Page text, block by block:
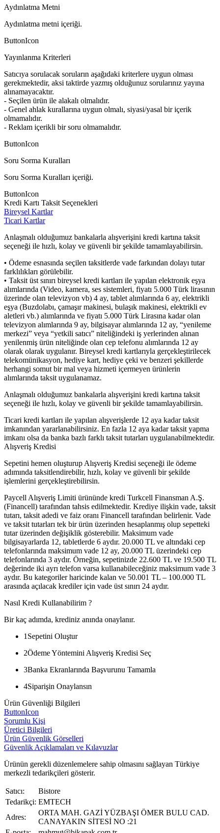
Aydınlatma Metni
Aydınlatma metni içeriği.
ButtonIcon
Yayınlanma Kriterleri
Satıcıya sorulacak soruların aşağıdaki kriterlere uygun olması
gerekmektedir, aksi taktirde yazmış olduğunuz sorularınız yayına
alınamayacaktır.
- Seçilen ürün ile alakalı olmalıdır.
- Genel ahlak kurallarına uygun olmalı, siyasi/yasal bir içerik
olmamalıdır.
- Reklam içerikli bir soru olmamalıdır.
ButtonIcon
Soru Sorma Kuralları
Soru Sorma Kuralları içeriği.
ButtonIcon
Kredi Kartı Taksit Seçenekleri
Bireysel Kartlar
Ticari Kartlar
Anlaşmalı olduğumuz bankalarla alışverişini kredi kartına taksit
seçeneği ile hızlı, kolay ve güvenli bir şekilde tamamlayabilirsin.
• Ödeme esnasında seçilen taksitlerde vade farkından dolayı tutar
farklılıkları görülebilir.
• Taksit üst sınırı bireysel kredi kartları ile yapılan elektronik eşya
alımlarında (Video, kamera, ses sistemleri, fiyatı 5.000 Türk lirasının
üzerinde olan televizyon vb) 4 ay, tablet alımlarında 6 ay, elektrikli
eşya (Buzdolabı, çamaşır makinesi, bulaşık makinesi, elektrikli ev
aletleri vb.) alımlarında ve fiyatı 5.000 Türk Lirasına kadar olan
televizyon alımlarında 9 ay, bilgisayar alımlarında 12 ay, “yenileme
merkezi” veya “yetkili satıcı” niteliğindeki iş yerlerinden alınan
yenilenmiş ürün niteliğinde olan cep telefonu alımlarında 12 ay
olarak olarak uygulanır. Bireysel kredi kartlarıyla gerçekleştirilecek
telekomünikasyon, hediye kart, hediye çeki ve benzeri şekillerde
herhangi somut bir mal veya hizmeti içermeyen ürünlerin
alımlarında taksit uygulanamaz.
Anlaşmalı olduğumuz bankalarla alışverişini kredi kartına taksit
seçeneği ile hızlı, kolay ve güvenli bir şekilde tamamlayabilirsin.
Ticari kredi kartları ile yapılan alışverişlerde 12 aya kadar taksit
imkanından yararlanabilirsiniz. En fazla 12 aya kadar taksit yapma
imkanı olsa da banka bazlı farklı taksit tutarları uygulanabilmektedir.
Alışveriş Kredisi
Sepetini hemen oluşturup Alışveriş Kredisi seçeneği ile ödeme
adımında taksitlendirebilir, hızlı, kolay ve güvenli bir şekilde
işlemlerini gerçekleştirebilirsin.
Paycell Alışveriş Limiti ürününde kredi Turkcell Finansman A.Ş.
(Financell) tarafından tahsis edilmektedir. Krediye ilişkin vade, taksit
tutarı, taksit adedi ve faiz oranı Financell tarafından belirlenir. Vade
ve taksit tutarları tek bir ürün üzerinden hesaplanmış olup sepetteki
tutar üzerinden değişiklik gösterebilir. Maksimum vade
bilgisayarlarda 12, tabletlerde 6 aydır. 20.000 TL ve altındaki cep
telefonlarında maksimum vade 12 ay, 20.000 TL üzerindeki cep
telefonlarında 3 aydır. Örneğin, sepetinizde 22.600 TL ve 19.500 TL
değerinde iki ayrı telefon varsa kullanabileceğiniz maksimum vade 3
aydır. Bu kategoriler haricinde kalan ve 50.001 TL – 100.000 TL
arasında açılacak krediler için vade üst sınırı 24 aydır.
Nasıl Kredi Kullanabilirim ?
Bir kaç adımda, krediniz anında onaylanır.
1 Sepetini Oluştur
2Ödeme Yöntemini Alışveriş Kredisi Seç
3Banka Ekranlarında Başvurunu Tamamla
4Siparişin Onaylansın
Ürün Güvenliği Bilgileri
ButtonIcon
Sorumlu Kişi
Üretici Bilgileri
Ürün Güvenlik Görselleri
Güvenlik Açıklamaları ve Kılavuzlar
Ürünün gerekli düzenlemelere sahip olmasını sağlayan Türkiye
merkezli tedarikçileri gösterir.
Satıcı:
Bistore
Tedarikçi: EMTECH
Adres:
ORTA MAH. GAZİ YÜZBAŞI ÖMER BULU CAD.
CANAYAKIN SİTESİ NO :21